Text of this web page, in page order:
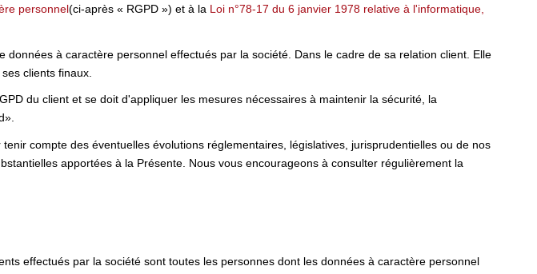
personnel(ci-après « RGPD ») et à la Loi n°78-17 du 6 janvier 1978 relative à l'informatique,
à caractère personnel effectués par la société. Dans le cadre de sa relation client. Elle
clients finaux.
du client et se doit d'appliquer les mesures nécessaires à maintenir la sécurité, la
compte des éventuelles évolutions réglementaires, législatives, jurisprudentielles ou de nos
apportées à la Présente. Nous vous encourageons à consulter régulièrement la
effectués par la société sont toutes les personnes dont les données à caractère personnel